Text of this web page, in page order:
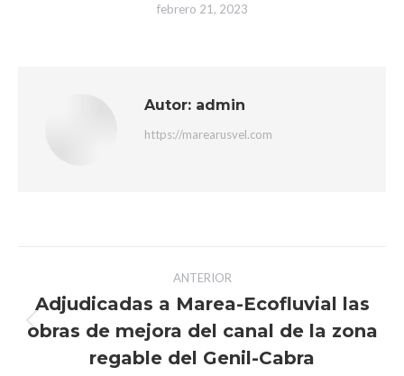
febrero 21, 2023
Autor: admin
https://marearusvel.com
Navegación
entre
publicaciones
ANTERIOR
Publicación
anterior:
Adjudicadas a Marea-Ecofluvial las
obras de mejora del canal de la zona
regable del Genil-Cabra